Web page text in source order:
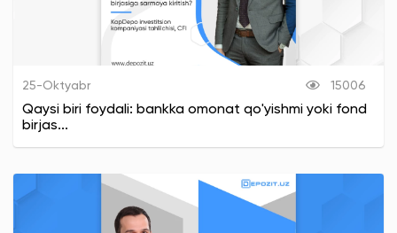
25-Oktyabr 15006
Qaysi biri foydali: bankka omonat qo'yishmi yoki fond
birjas...